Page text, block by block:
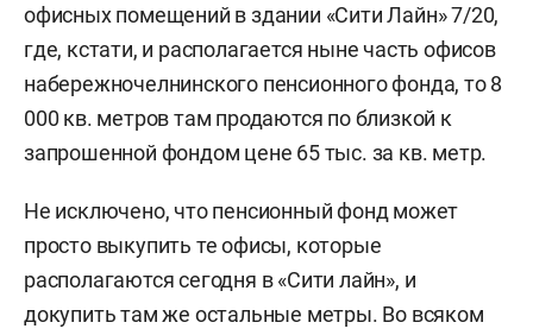
офисных помещений в здании «Сити Лайн» 7/20,
где, кстати, и располагается ныне часть офисов
набережночелнинского пенсионного фонда, то 8
000 кв. метров там продаются по близкой к
запрошенной фондом цене 65 тыс. за кв. метр.
Не исключено, что пенсионный фонд может
просто выкупить те офисы, которые
располагаются сегодня в «Сити лайн», и
докупить там же остальные метры. Во всяком